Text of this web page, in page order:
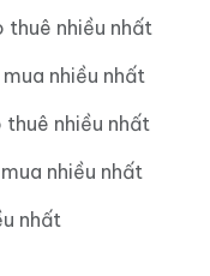
thuê nhiều nhất
nhiều nhất
thuê nhiều nhất
nhiều nhất
nhất